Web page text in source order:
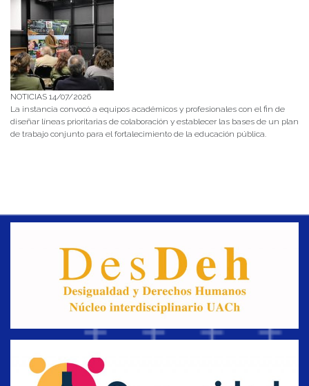
NOTICIAS 14/07/2026
La instancia convocó a equipos académicos y profesionales con el fin de
diseñar líneas prioritarias de colaboración y establecer las bases de un plan
de trabajo conjunto para el fortalecimiento de la educación pública.